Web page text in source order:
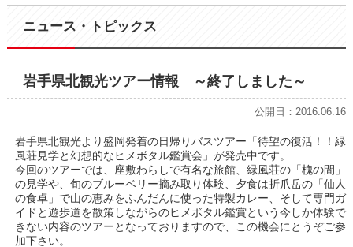
ニュース・トピックス
岩手県北観光ツアー情報 ～終了しました～
公開日：2016.06.16
岩手県北観光より盛岡発着の日帰りバスツアー「待望の復活！！緑
風荘見学と幻想的なヒメボタル鑑賞会」が発売中です。
今回のツアーでは、座敷わらしで有名な旅館、緑風荘の「槐の間」
の見学や、旬のブルーベリー摘み取り体験、夕食は折爪岳の「仙人
の食卓」で山の恵みをふんだんに使った特製カレー、そして専門ガ
イドと遊歩道を散策しながらのヒメボタル鑑賞という今しか体験で
きない内容のツアーとなっておりますので、この機会にとうぞご参
加下さい。